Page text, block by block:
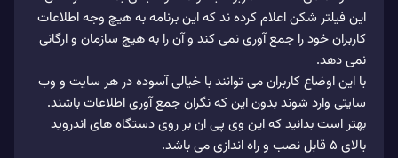
این فیلتر شکن اعلام کرده ند که این برنامه به هیچ وجه اطلاعات
کاربران خود را جمع آوری نمی کند و آن را به هیچ سازمان و ارگانی
نمی دهد.
با این اوضاع کاربران می توانند با خیالی آسوده در هر سایت و وب
سایتی وارد شوند بدون این که نگران جمع آوری اطلاعات باشند.
بهتر است بدانید که این وی پی ان بر روی دستگاه های اندروید
بالای 5 قابل نصب و راه اندازی می باشد.